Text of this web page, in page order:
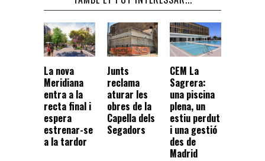
La nova
Meridiana
entra a la
recta final i
espera
estrenar-se
a la tardor
Junts
reclama
aturar les
obres de la
Capella dels
Segadors
CEM La
Sagrera:
una piscina
plena, un
estiu perdut
i una gestió
des de
Madrid